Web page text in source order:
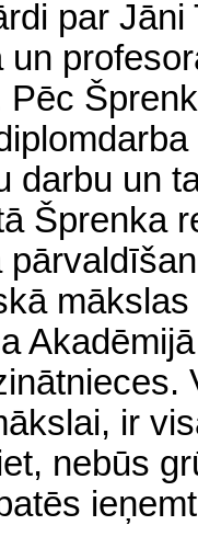
par
un
Pēc
darbu un
Šprenka
ir
nebūs